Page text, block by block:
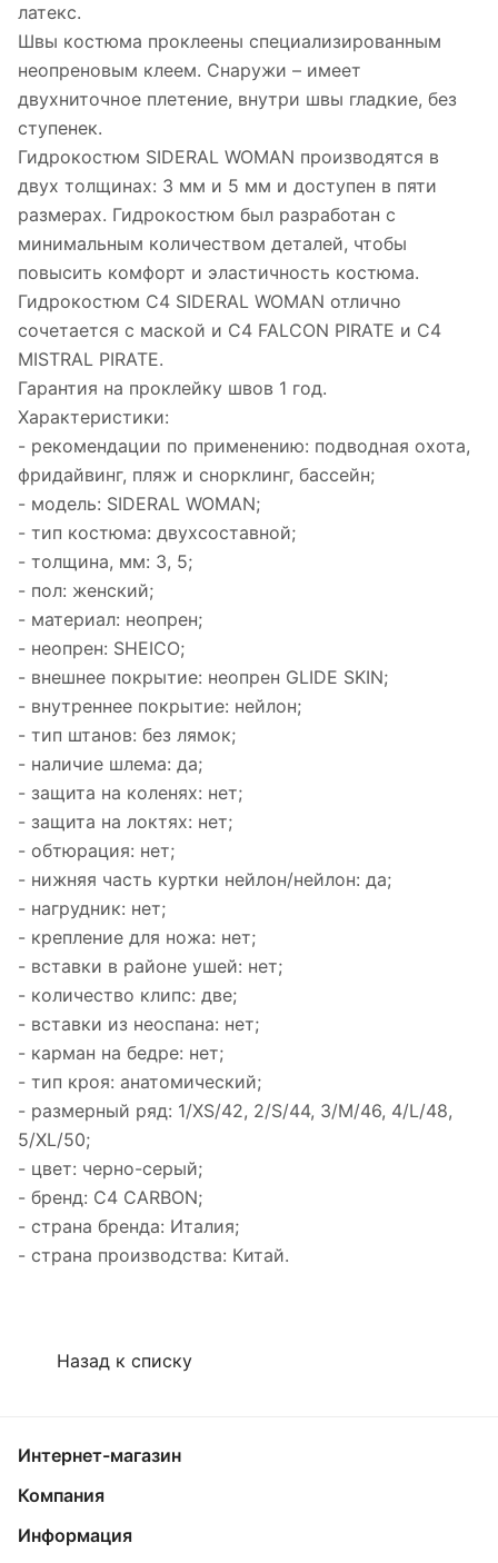
латекс.
Швы костюма проклеены специализированным
неопреновым клеем. Снаружи – имеет
двухниточное плетение, внутри швы гладкие, без
ступенек.
Гидрокостюм SIDERAL WOMAN производятся в
двух толщинах: 3 мм и 5 мм и доступен в пяти
размерах. Гидрокостюм был разработан с
минимальным количеством деталей, чтобы
повысить комфорт и эластичность костюма.
Гидрокостюм C4 SIDERAL WOMAN отлично
сочетается с маской и C4 FALCON PIRATE и C4
MISTRAL PIRATE.
Гарантия на проклейку швов 1 год.
Характеристики:
- рекомендации по применению: подводная охота,
фридайвинг, пляж и снорклинг, бассейн;
- модель: SIDERAL WOMAN;
- тип костюма: двухсоставной;
- толщина, мм: 3, 5;
- пол: женский;
- материал: неопрен;
- неопрен: SHEICO;
- внешнее покрытие: неопрен GLIDE SKIN;
- внутреннее покрытие: нейлон;
- тип штанов: без лямок;
- наличие шлема: да;
- защита на коленях: нет;
- защита на локтях: нет;
- обтюрация: нет;
- нижняя часть куртки нейлон/нейлон: да;
- нагрудник: нет;
- крепление для ножа: нет;
- вставки в районе ушей: нет;
- количество клипс: две;
- вставки из неоспана: нет;
- карман на бедре: нет;
- тип кроя: анатомический;
- размерный ряд: 1/XS/42, 2/S/44, 3/M/46, 4/L/48,
5/XL/50;
- цвет: черно-серый;
- бренд: C4 CARBON;
- страна бренда: Италия;
- страна производства: Китай.
Назад к списку
Интернет-магазин
Компания
Информация